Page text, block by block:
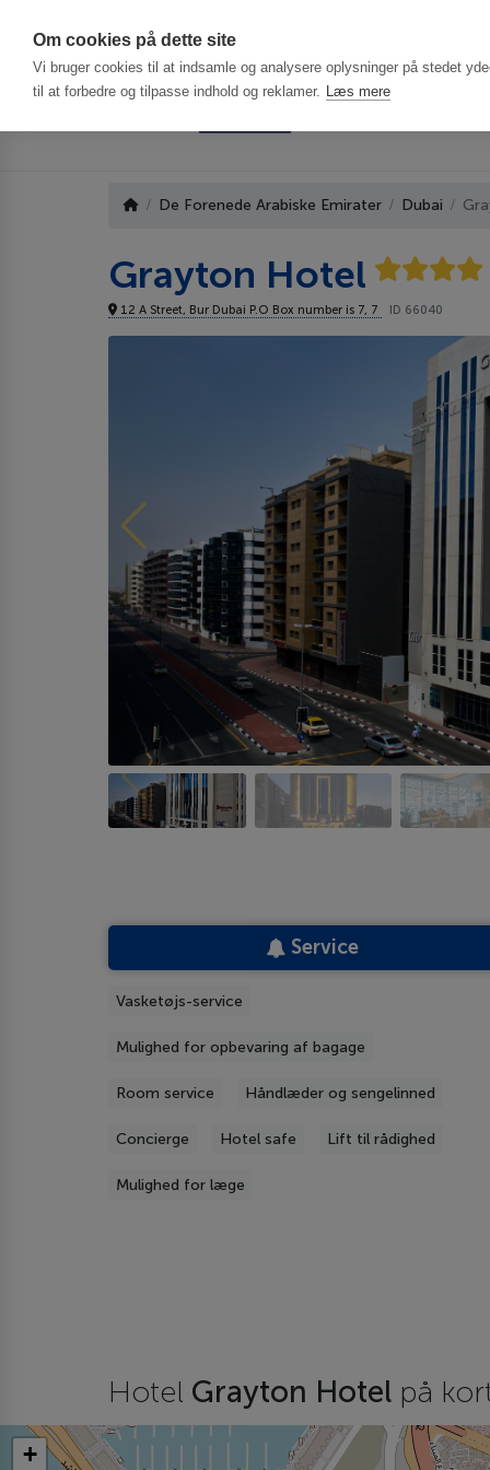
Om cookies på dette site
Vi bruger cookies til at indsamle og analysere oplysninger på stedet
til at forbedre og tilpasse indhold og reklamer. Læs mere
De Forenede Arabiske Emirater Dubai
Grayton Hotel
12 A Street, Bur Dubai P.O Box number is 7, 7 ID 66040
Service
Vasketøjs-service
Mulighed for opbevaring af bagage
Room service Håndlæder og sengelinned
Concierge Hotel safe Lift til rådighed
Mulighed for læge
Hotel Grayton Hotel på
+